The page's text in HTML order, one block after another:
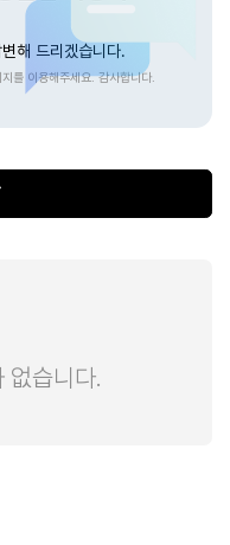
해 드리겠습니다.
를 이용해주세요. 감사합니다.
없습니다.